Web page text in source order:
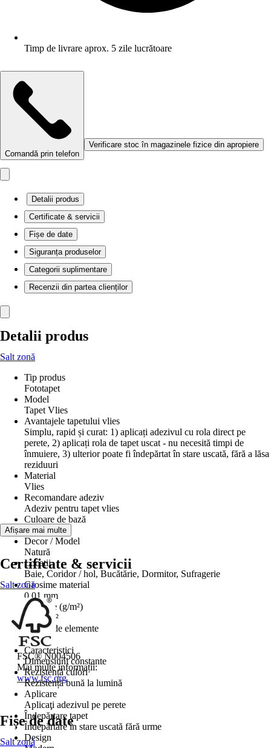
Timp de livrare aprox. 5 zile lucrătoare
Comandă prin telefon
Verificare stoc în magazinele fizice din apropiere
Detalii produs
Certificate & servicii
Fișe de date
Siguranța produselor
Categorii suplimentare
Recenzii din partea clienților
Detalii produs
Salt zonă
Tip produs
Fototapet
Model
Tapet Vlies
Avantajele tapetului vlies
Simplu, rapid și curat: 1) aplicați adezivul cu rola direct pe
perete, 2) aplicați rola de tapet uscat - nu necesită timpi de
înmuiere, 3) ulterior poate fi îndepărtat în stare uscată, fără a lăsa
reziduuri
Material
Vlies
Recomandare adeziv
Adeziv pentru tapet vlies
Culoare de bază
Alb
Decor / Model
Natură
Locații
Baie, Coridor / hol, Bucătărie, Dormitor, Sufragerie
Grosime material
0,01 mm
Greutate (g/m²)
175 g/m²
Număr de elemente
9
Caracteristici
Dimensiuni constante
Rezistență culori
Rezistență bună la lumină
Aplicare
Aplicaţi adezivul pe perete
Îndepărtare tapet
Îndepărtare în stare uscată fără urme
Design
Afișare mai multe
Certificate & servicii
Salt zonă
FSC® N004506
Mai multe informații:
www.fsc.org
Fișe de date
Salt zonă